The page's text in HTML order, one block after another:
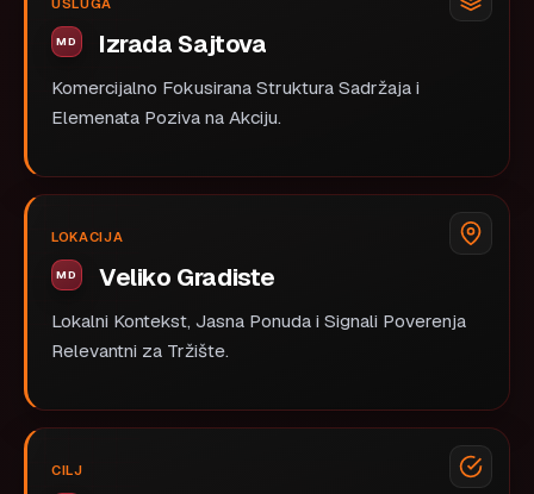
USLUGA
Izrada Sajtova
Komercijalno Fokusirana Struktura Sadržaja i
Elemenata Poziva na Akciju.
LOKACIJA
Veliko Gradiste
Lokalni Kontekst, Jasna Ponuda i Signali Poverenja
Relevantni za Tržište.
CILJ